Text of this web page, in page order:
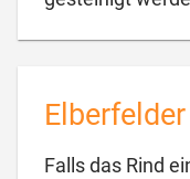
Elberfelder
Falls das Rind